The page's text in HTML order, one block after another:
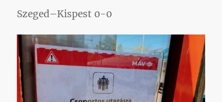
az
NB
I-
ben
című
Szeged–Kispest 0-0